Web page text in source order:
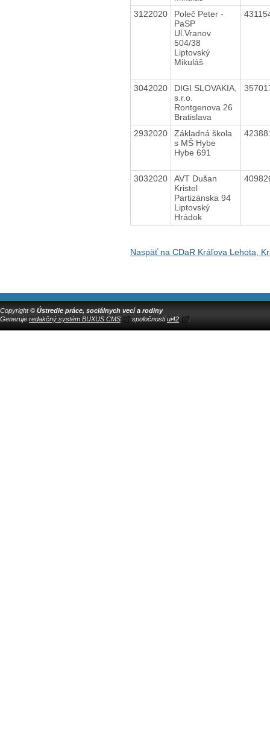
3122020
Poleč Peter -
PaSP
Ul.Vranov
504/38
Liptovský
Mikuláš
3042020
DIGI SLOVAKIA,
s.r.o.
Rontgenova 26
Bratislava
2932020
Základná škola
s MŠ Hybe
Hybe 691
3032020
AVT Dušan
Kristel
Partizánska 94
Liptovský
Hrádok
Naspäť na CDaR Kráľova Lehota,
Copyright © Ústredie práce, sociálnych vecí a rodiny
Generuje redakčný systém BUXUS CMS spoločnostiui42